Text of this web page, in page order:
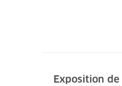
Exposition